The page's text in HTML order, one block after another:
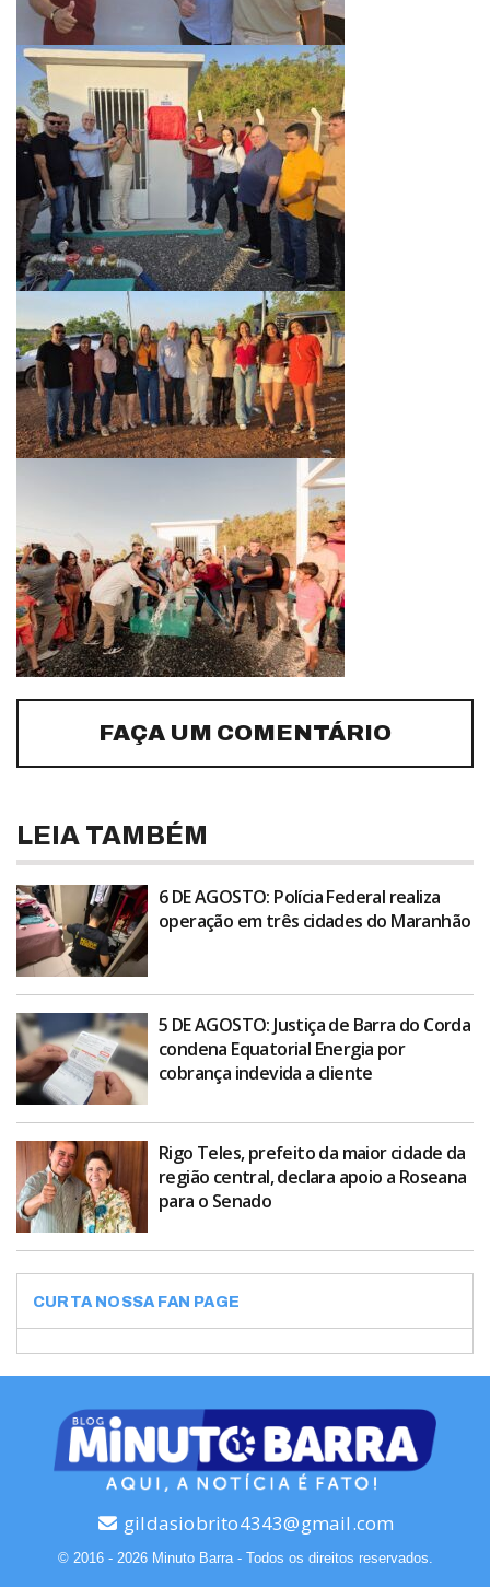
FAÇA UM COMENTÁRIO
LEIA TAMBÉM
6 DE AGOSTO: Polícia Federal realiza
operação em três cidades do Maranhão
5 DE AGOSTO: Justiça de Barra do Corda
condena Equatorial Energia por
cobrança indevida a cliente
Rigo Teles, prefeito da maior cidade da
região central, declara apoio a Roseana
para o Senado
CURTA NOSSA FAN PAGE
gildasiobrito4343@gmail.com
© 2016 - 2026 Minuto Barra - Todos os direitos reservados.